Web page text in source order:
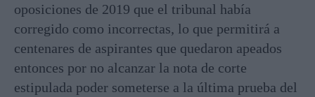
oposiciones de 2019 que el tribunal había
corregido como incorrectas, lo que permitirá a
centenares de aspirantes que quedaron apeados
entonces por no alcanzar la nota de corte
estipulada poder someterse a la última prueba del